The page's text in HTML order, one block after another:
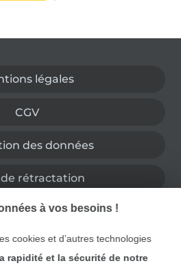
légales
CGV
des données
rétractation
Contactà vos besoins !
cookies et d’autres technologies
rapidité et la sécurité de notre